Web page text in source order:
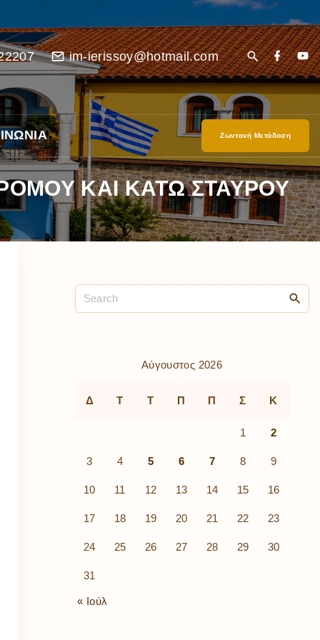
im-ierissoy@hotmail.com
Ζωντανή Μετάδοση
ΚΑΙ ΚΑΤΩ ΣΤΑΥΡΟΥ
Αύγουστος 2026
Δ Τ Τ Π Π Σ Κ
1 2
3 4 5 6 7 8 9
10 11 12 13 14 15 16
17 18 19 20 21 22 23
24 25 26 27 28 29 30
31
« Ιούλ